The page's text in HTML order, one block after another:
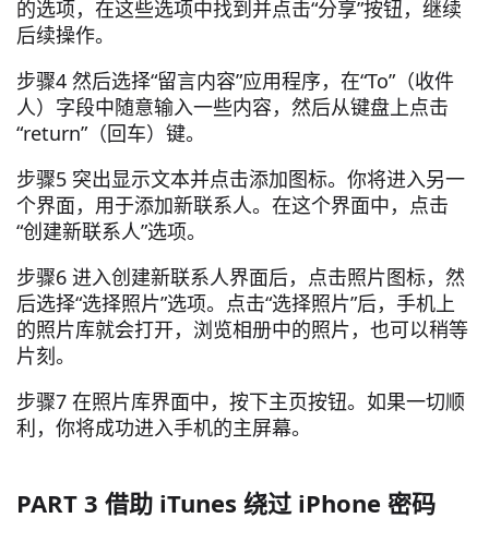
的选项，在这些选项中找到并点击“分享”按钮，继续
后续操作。
步骤4 然后选择“留言内容”应用程序，在“To”（收件
人）字段中随意输入一些内容，然后从键盘上点击
“return”（回车）键。
步骤5 突出显示文本并点击添加图标。你将进入另一
个界面，用于添加新联系人。在这个界面中，点击
“创建新联系人”选项。
步骤6 进入创建新联系人界面后，点击照片图标，然
后选择“选择照片”选项。点击“选择照片”后，手机上
的照片库就会打开，浏览相册中的照片，也可以稍等
片刻。
步骤7 在照片库界面中，按下主页按钮。如果一切顺
利，你将成功进入手机的主屏幕。
PART 3 借助 iTunes 绕过 iPhone 密码